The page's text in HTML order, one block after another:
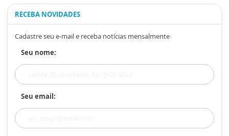
RECEBA NOVIDADES
Cadastre seu e-mail e receba notícias mensalmente
Seu nome:
Seu email: